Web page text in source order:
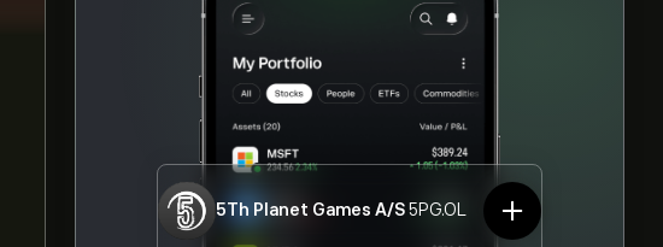
5Th Planet Games A/S5PG.OL